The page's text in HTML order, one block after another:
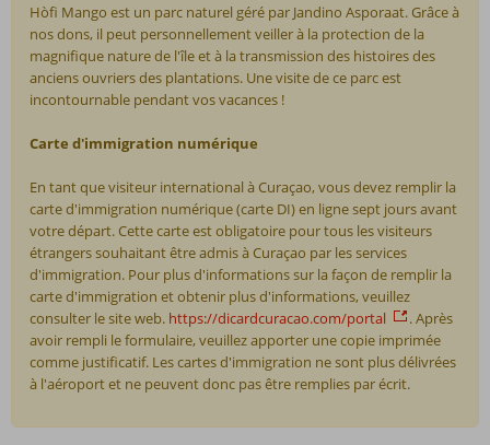
Hòfi Mango est un parc naturel géré par Jandino Asporaat. Grâce à
nos dons, il peut personnellement veiller à la protection de la
magnifique nature de l'île et à la transmission des histoires des
anciens ouvriers des plantations. Une visite de ce parc est
incontournable pendant vos vacances !
Carte d'immigration numérique
En tant que visiteur international à Curaçao, vous devez remplir la
carte d'immigration numérique (carte DI) en ligne sept jours avant
votre départ. Cette carte est obligatoire pour tous les visiteurs
étrangers souhaitant être admis à Curaçao par les services
d'immigration. Pour plus d'informations sur la façon de remplir la
carte d'immigration et obtenir plus d'informations, veuillez
consulter le site web. https://dicardcuracao.com/portal
. Après
avoir rempli le formulaire, veuillez apporter une copie imprimée
comme justificatif. Les cartes d'immigration ne sont plus délivrées
à l'aéroport et ne peuvent donc pas être remplies par écrit.